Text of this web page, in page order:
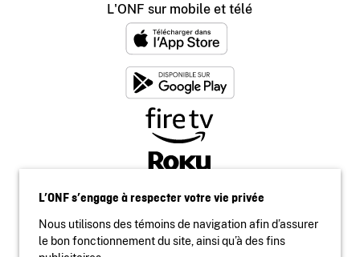
L'ONF sur mobile et télé
L’ONF s’engage à respecter votre vie privée
Nous utilisons des témoins de navigation afin d’assurer
le bon fonctionnement du site, ainsi qu’à des fins